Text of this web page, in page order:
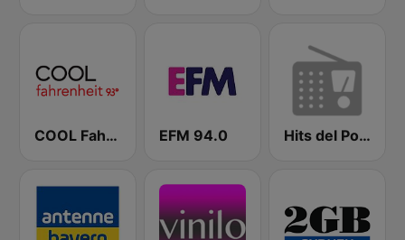
COOL Fahrenheit 93 FM EFM 94.0 Hits del Pop de los 80 y 90